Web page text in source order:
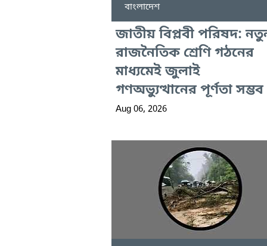
বাংলাদেশ
জাতীয় বিপ্লবী পরিষদ:
রাজনৈতিক শ্রেণি গঠনের
মাধ্যমেই জুলাই
গণঅভ্যুত্থানের পূর্ণতা সম্ভব
Aug 06, 2026